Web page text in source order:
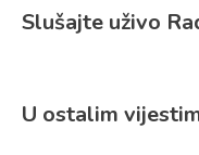
Slušajte uživo
U ostalim